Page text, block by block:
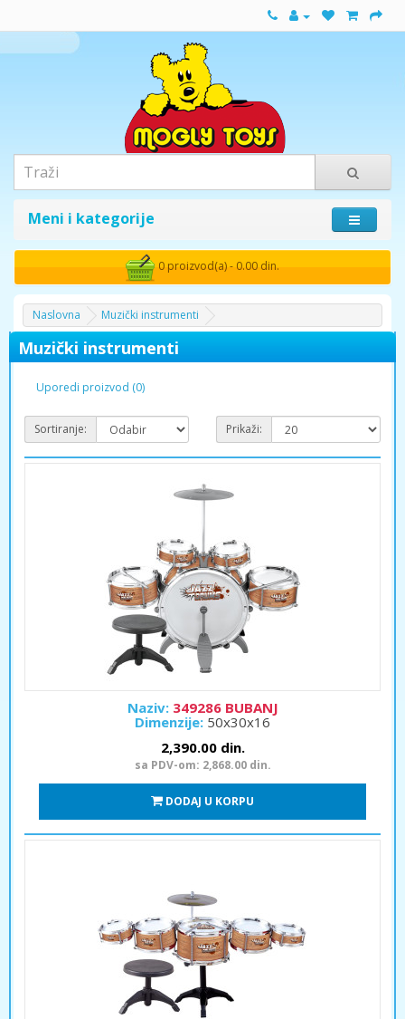
Meni i kategorije
0 proizvod(a) - 0.00 din.
Naslovna Muzički instrumenti
Muzički instrumenti
Uporedi proizvod (0)
Sortiranje: Prikaži:
Naziv: 349286 BUBANJ
Dimenzije: 50x30x16
2,390.00 din.
sa PDV-om: 2,868.00 din.
DODAJ U KORPU